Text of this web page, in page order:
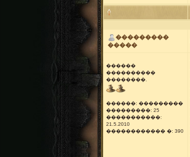
���������
�����
������
����������
��������.
������: ���������
���������: 25
�����������:
21.5.2010
������������ �: 390